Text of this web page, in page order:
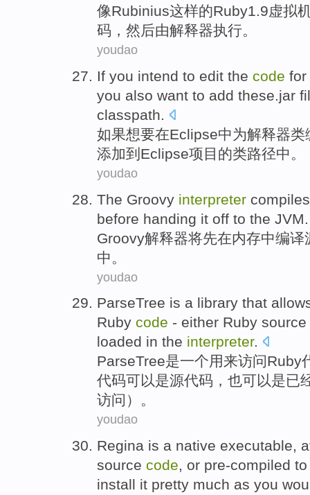
像Rubinius这样的Ruby1.9虚拟
码 ， 然后由解释器执行。
youdao
If you intend to edit the code for
you also want to add these.jar
classpath.
如果想要在Eclipse中为解释器类
添加到 Eclipse项目 的类路径中。
youdao
The Groovy interpreter
before handing it off to the JVM
Groovy解释器将先在内存中编译
中。
youdao
ParseTree is a library that
Ruby code - either Ruby source
loaded in the interpreter.
ParseTree是一个用来访问Ruby
代码可以是源代码 ， 也可以是已
访问）。
youdao
Regina is a native executable,
source code, or pre-compiled
install it pretty much as you